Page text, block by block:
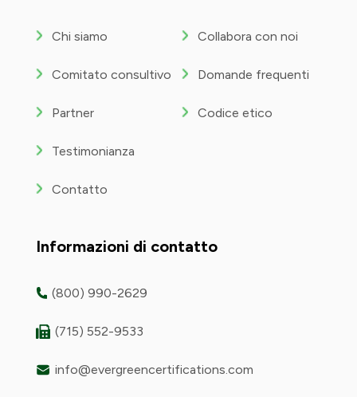
Chi siamo
Comitato consultivo
Partner
Testimonianza
Contatto
Collabora con noi
Domande frequenti
Codice etico
Informazioni di contatto
(800) 990-2629
(715) 552-9533
info@evergreencertifications.com